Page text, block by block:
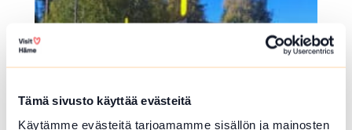
Tämä sivusto käyttää evästeitä
Käytämme evästeitä tarjoamamme sisällön ja mainosten